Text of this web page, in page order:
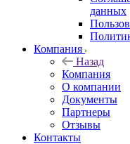
данных
Компания
Назад
Компания
О компании
Документы
Партнеры
Отзывы
Контакты